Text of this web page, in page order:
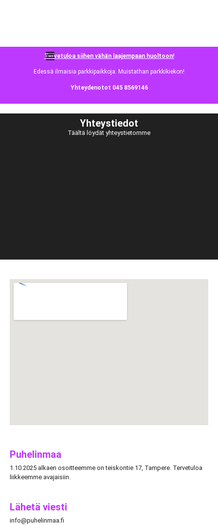
Tervetuloa siihen vähän laajempaan huoltoon!
Edessä ilmaisia parkkipaikkoja. Muistathan parkkikiekon!
Yhteydenotot 045 8569146
Yhteystiedot
Täältä löydät yhteystietomme
Puhelinmaa
1.10.2025 alkaen osoitteemme on teiskontie 17, Tampere. Tervetuloa
liikkeemme avajaisiin.
Lähetä viesti
info@puhelinmaa.fi